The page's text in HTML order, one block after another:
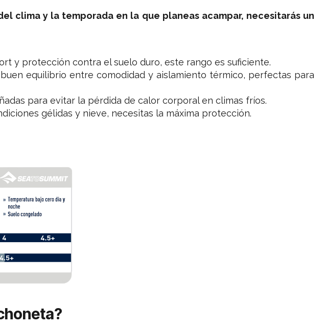
clima y la temporada en la que planeas acampar, necesitarás un
y protección contra el suelo duro, este rango es suficiente.
equilibrio entre comodidad y aislamiento térmico, perfectas para
para evitar la pérdida de calor corporal en climas fríos.
gélidas y nieve, necesitas la máxima protección.